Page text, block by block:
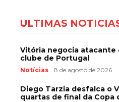
ÚLTIMAS
Vitória negocia atacante
clube de Portugal
Notícias 8 de agosto de 2026
Diego Tarzia desfalca o
quartas de final da Copa